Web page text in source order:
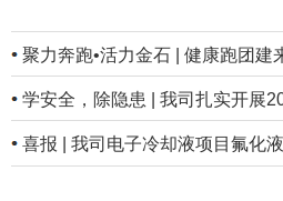
聚力奔跑•活力金石 | 健康跑团建